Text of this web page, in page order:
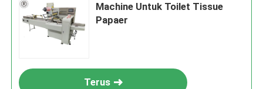
Machine Untuk Toilet Tissue
Papaer
Terus